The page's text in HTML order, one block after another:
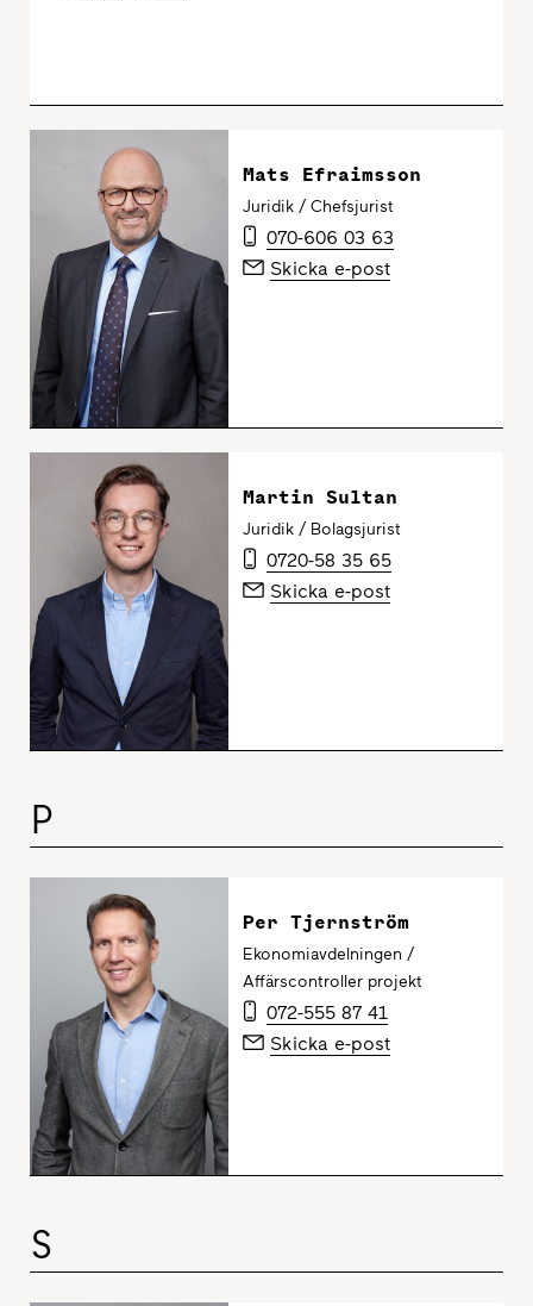
Mats Efraimsson
Juridik / Chefsjurist
070-606 03 63
Skicka e-post
Martin Sultan
Juridik / Bolagsjurist
0720-58 35 65
Skicka e-post
P
Per Tjernström
Ekonomiavdelningen /
Affärscontroller projekt
072-555 87 41
Skicka e-post
S